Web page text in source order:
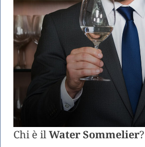
Chi è ilWater Sommelier?